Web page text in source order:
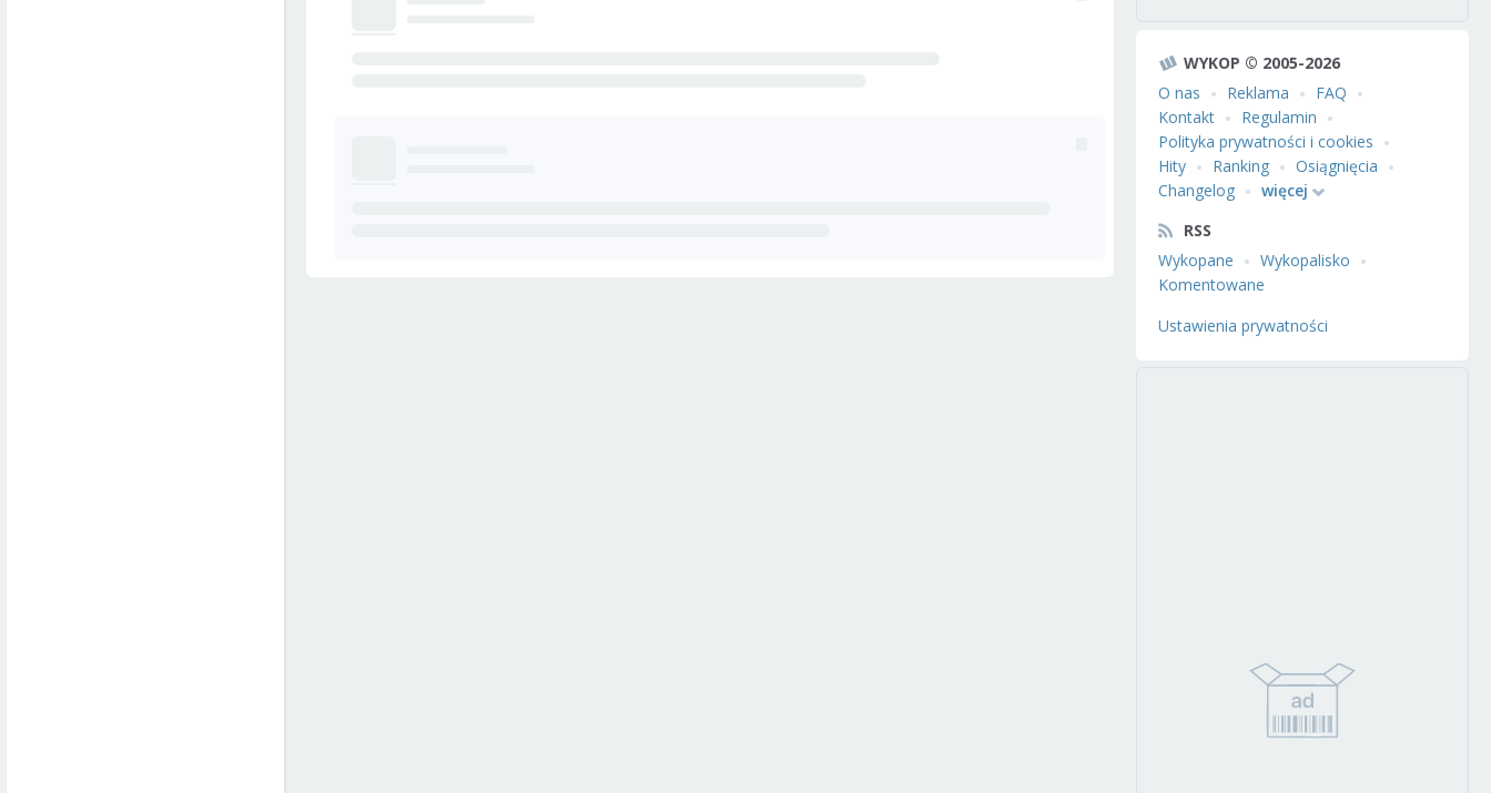
WYKOP © 2005-2026
O nas
Reklama
FAQ
Kontakt
Regulamin
Polityka prywatności i cookies
Hity
Ranking
Osiągnięcia
Changelog
więcej
RSS
Wykopane
Wykopalisko
Komentowane
Ustawienia prywatności